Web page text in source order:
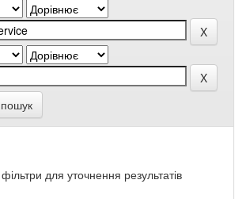
для уточнення результатів